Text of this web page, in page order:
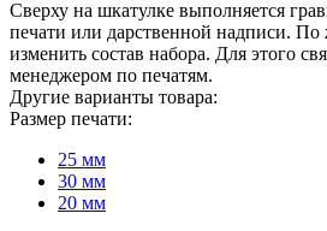
Сверху на шкатулке выполняется
печати или дарственной надписи.
изменить состав набора. Для этого
менеджером по печатям.
Другие варианты товара:
Размер печати:
25 мм
30 мм
20 мм